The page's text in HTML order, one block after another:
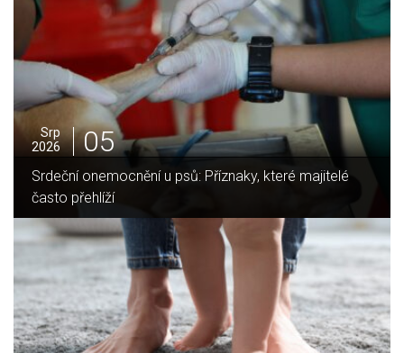
Srp
2026
05
Jak vybrat ideální krbovou vložku? Průvodce pro Váš
domov